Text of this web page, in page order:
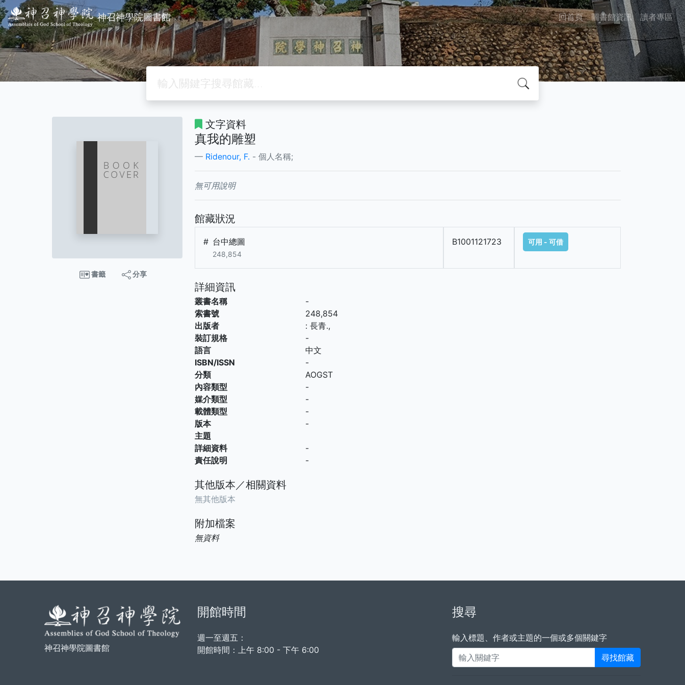
神召神學院圖書館 回首頁 圖書館資訊 讀者專區
書籤 分享
文字資料
真我的雕塑
Ridenour, F. - 個人名稱;
無可用說明
館藏狀況
# 台中總圖
248,854
B1001121723 可用 - 可借
詳細資訊
叢書名稱
-
索書號
248,854
出版者
: 長青.,
裝訂規格
-
語言
中文
ISBN/ISSN
-
分類
AOGST
內容類型
-
媒介類型
-
載體類型
-
版本
-
主題
詳細資料
-
責任說明
-
其他版本／相關資料
無其他版本
附加檔案
無資料
神召神學院圖書館
開館時間
週一至週五：
開館時間：上午 8:00 - 下午 6:00
搜尋
輸入標題、作者或主題的一個或多個關鍵字
尋找館藏